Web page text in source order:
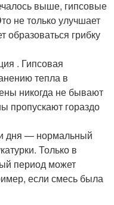
выше, гипсовые
не только улучшает
образоваться грибку
. Гипсовая
тепла в
никогда не бывают
пропускают гораздо
дня — нормальный
Только в
период может
если смесь была